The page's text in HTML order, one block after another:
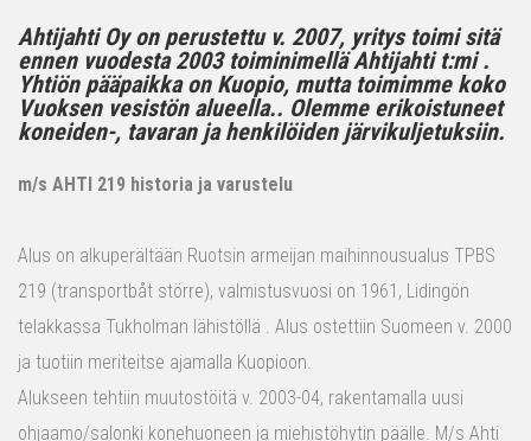
Ahtijahti Oy on perustettu v. 2007, yritys toimi sitä
ennen vuodesta 2003 toiminimellä Ahtijahti t:mi .
Yhtiön pääpaikka on Kuopio, mutta toimimme koko
Vuoksen vesistön alueella.. Olemme erikoistuneet
koneiden-, tavaran ja henkilöiden järvikuljetuksiin.
m/s AHTI 219 historia ja varustelu
Alus on alkuperältään Ruotsin armeijan maihinnousualus TPBS
219 (transportbåt större), valmistusvuosi on 1961, Lidingön
telakkassa Tukholman lähistöllä . Alus ostettiin Suomeen v. 2000
ja tuotiin meriteitse ajamalla Kuopioon.
Alukseen tehtiin muutostöitä v. 2003-04, rakentamalla uusi
ohjaamo/salonki konehuoneen ja miehistöhytin päälle. M/s Ahti